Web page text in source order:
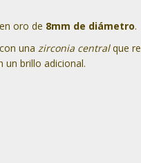
oro de 8mm de diámetro.
una zirconia centralque
un brillo adicional.